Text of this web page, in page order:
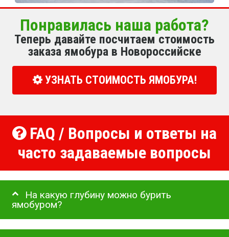
Понравилась наша работа?
Теперь давайте посчитаем стоимость
заказа ямобура в Новороссийске
УЗНАТЬ СТОИМОСТЬ ЯМОБУРА!
FAQ / Вопросы и ответы на
часто задаваемые вопросы
На какую глубину можно бурить
ямобуром?